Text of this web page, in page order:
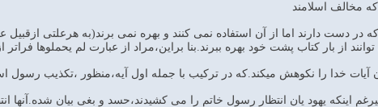
که در دست دارند اما از آن استفاده نمی کنند و بهره نمی برند(به هرعلتی
از بار کتاب پشت خود بهره ببرند.بنا براین،مراد از عبارت لم یحملوها
آیات خدا را نکوهش میکند.که در ترکیب با جمله اول آیه،منظور ،تکذیب
اینکه یهود یان انتظار رسول خاتم را می کشیدند،حسد و بغی بیان شده.آنها